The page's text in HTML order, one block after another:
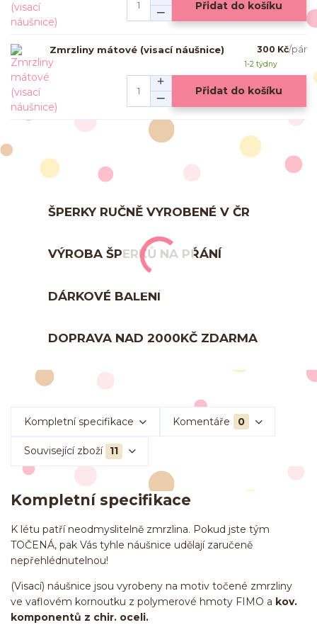
Přidat do košíku
Zmrzliny mátové (visací náušnice) 300 Kč/pár
1-2 týdny
Přidat do košíku
ŠPERKY RUČNĚ VYROBENÉ V ČR
VÝROBA ŠPERKŮ NA PŘÁNÍ
DÁRKOVÉ BALENÍ
DOPRAVA NAD 2000KČ ZDARMA
Kompletní specifikace Komentáře 0
Související zboží 11
Kompletní specifikace
K létu patří neodmyslitelně zmrzlina. Pokud jste tým
TOČENÁ, pak Vás tyhle náušnice udělají zaručeně
nepřehlédnutelnou!
(Visací) náušnice jsou vyrobeny na motiv točené zmrzliny
ve vaflovém kornoutku z polymerové hmoty FIMO a kov.
komponentů z chir. oceli.